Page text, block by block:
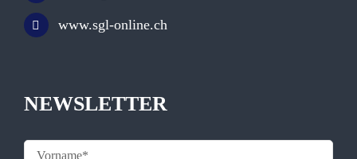
www.sgl-online.ch
NEWSLETTER